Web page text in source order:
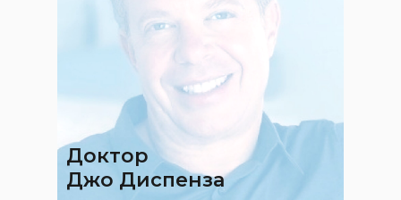
Доктор
Джо Диспенза